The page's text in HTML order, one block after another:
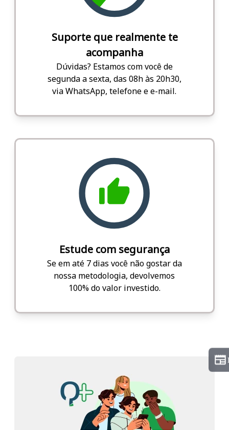
Suporte que realmente te
acompanha
Dúvidas? Estamos com você de
segunda a sexta, das 08h às 20h30,
via WhatsApp, telefone e e-mail.
Estude com segurança
Se em até 7 dias você não gostar da
nossa metodologia, devolvemos
100% do valor investido.